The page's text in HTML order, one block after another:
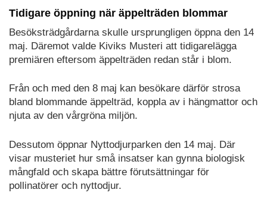
Tidigare öppning när äppelträden blommar
Besöksträdgårdarna skulle ursprungligen öppna den 14
maj. Däremot valde Kiviks Musteri att tidigarelägga
premiären eftersom äppelträden redan står i blom.
Från och med den 8 maj kan besökare därför strosa
bland blommande äppelträd, koppla av i hängmattor och
njuta av den vårgröna miljön.
Dessutom öppnar Nyttodjurparken den 14 maj. Där
visar musteriet hur små insatser kan gynna biologisk
mångfald och skapa bättre förutsättningar för
pollinatörer och nyttodjur.